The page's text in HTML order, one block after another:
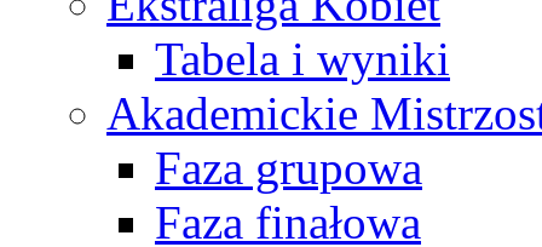
Tabela i wyniki
Akademickie
Faza grupowa
Faza finałowa